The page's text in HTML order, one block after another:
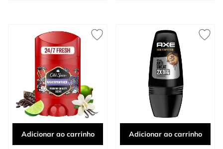
Adicionar ao carrinho Adicionar ao carrinho